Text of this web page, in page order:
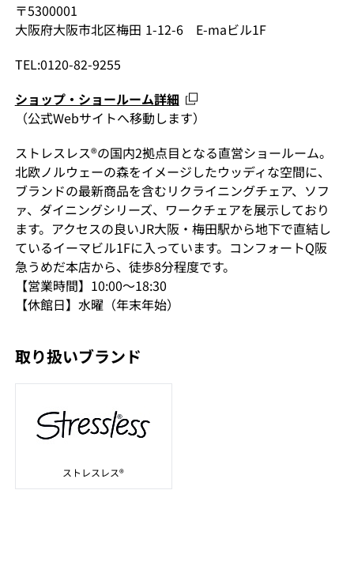
〒5300001
大阪府大阪市北区梅田 1-12-6 E-maビル1F
TEL:0120-82-9255
ショップ・ショールーム詳細
（公式Webサイトへ移動します）
ストレスレス®の国内2拠点目となる直営ショールーム。
北欧ノルウェーの森をイメージしたウッディな空間に、
ブランドの最新商品を含むリクライニングチェア、ソフ
ァ、ダイニングシリーズ、ワークチェアを展示しており
ます。アクセスの良いJR大阪・梅田駅から地下で直結し
ているイーマビル1Fに入っています。コンフォートQ阪
急うめだ本店から、徒歩8分程度です。
【営業時間】10:00～18:30
【休館日】水曜（年末年始）
取り扱いブランド
ストレスレス®